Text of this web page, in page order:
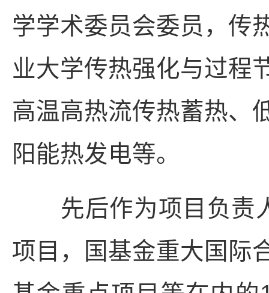
学学术委员会委员，传
业大学传热强化与过程
高温高热流传热蓄热、
阳能热发电等。
先后作为项目负责人
项目，国基金重大国际